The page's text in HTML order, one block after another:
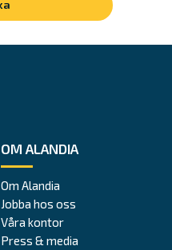
OM ALANDIA
Om Alandia
Jobba hos oss
Våra kontor
Press & media